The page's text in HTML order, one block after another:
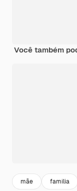
Você também
mãe familia